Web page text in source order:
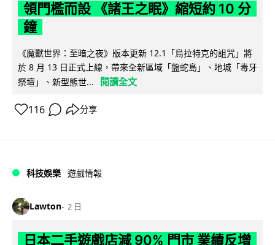
領門檻而設 《諸王之眠》縮短約 10 分
鐘
《魔獸世界：至暗之夜》版本更新 12.1「烏拉特克的詛咒」將
於 8 月 13 日正式上線，帶來全新區域「盤蛇島」、地城「毒牙
祭壇」、新型態世...
閱讀全文
116 分享
科技娛樂 遊戲情報
Lawton 2 日
日本二手遊戲店減 90% 門市 業績反增